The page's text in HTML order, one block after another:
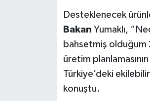
Desteklenecek
Bakan Yumaklı,
bahsetmiş olduğum
üretim
Türkiye’deki
konuştu.